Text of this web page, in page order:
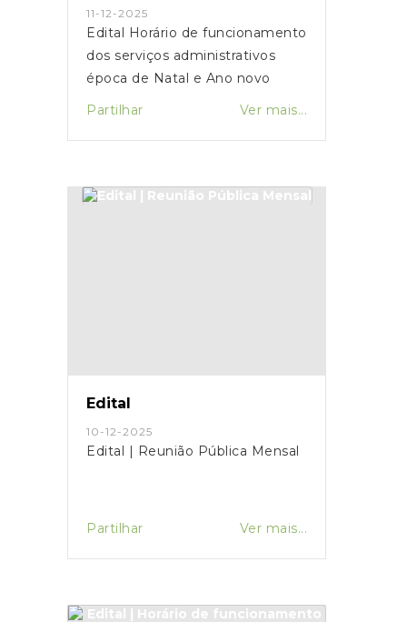
11-12-2025
Edital Horário de funcionamento
dos serviços administrativos
época de Natal e Ano novo
Partilhar
Ver mais...
Edital
10-12-2025
Edital | Reunião Pública Mensal
Partilhar Ver mais...